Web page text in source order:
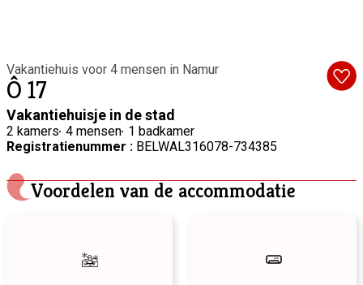
Vakantiehuis voor 4 mensen in Namur
Ô 17
Vakantiehuisje in de stad
2 kamers 4 mensen 1 badkamer
Registratienummer : BELWAL316078-734385
Voordelen van de accommodatie